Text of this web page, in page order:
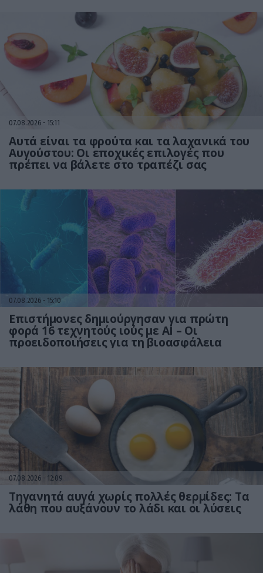
07.08.2026 15:11
Αυτά είναι τα φρούτα και τα λαχανικά του
Αυγούστου: Οι εποχικές επιλογές που
πρέπει να βάλετε στο τραπέζι σας
07.08.2026 15:10
Επιστήμονες δημιούργησαν για πρώτη
φορά 16 τεχνητούς ιούς με AI – Οι
προειδοποιήσεις για τη βιοασφάλεια
07.08.2026 12:09
Τηγανητά αυγά χωρίς πολλές θερμίδες: Τα
λάθη που αυξάνουν το λάδι και οι λύσεις